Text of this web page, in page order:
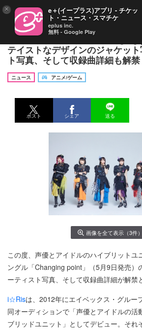
i☆Ris 16thシングル「Changing
テイストなデザインのジャケッ
ト写真、そして収録曲詳細も解禁
ニュース
アニメ/ゲーム
ポスト シェア 送る
画像を全て表示（3件）
この度、声優とアイドルのハイブリットユ
ングル「Changing point」（5月9日発売）
ーティスト写真、そして収録曲詳細が解禁
i☆Risは、2012年にエイベックス・グルー
同オーディションで「声優とアイドルの活
ブリッドユニット」としてデビュー。それ
× e＋(イープラス)アプリ - チケッ
ト・ニュース・スマチケ
eplus inc.
無料 - Google Play